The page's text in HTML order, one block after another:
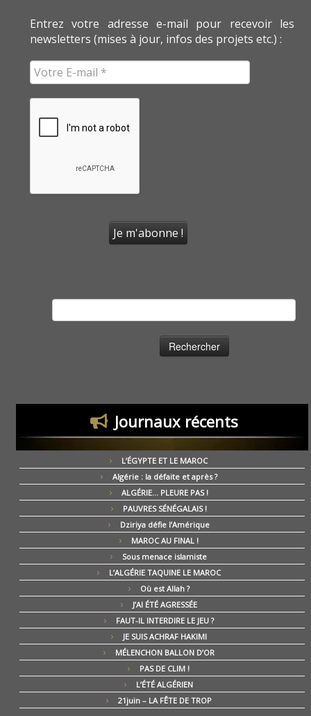
Entrez votre adresse e-mail pour recevoir les
newsletters (mises à jour, infos des projets etc.) :
Journaux récents
L’ÉGYPTE ET LE MAROC
Algérie : la défaite et après ?
ALGÉRIE… PLEURE PAS !
PAUVRES SÉNÉGALAIS !
Dziriya défie l’Amérique
MAROC AU FINAL !
Sous menace islamiste
L’ALGÉRIE TAQUINE LE MAROC
Où est Allah ?
J’AI ÉTÉ AGRESSÉE
FAUT-IL INTERDIRE LE JEU ?
JE SUIS ACHRAF HAKIMI
MÉLENCHON BALLON D’OR
PAS DE CLIM !
L’ÉTÉ ALGÉRIEN
21juin – LA FÊTE DE TROP